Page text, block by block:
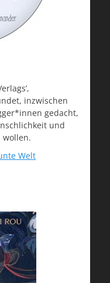
inzwischen
gedacht,
und
wollen.
Welt